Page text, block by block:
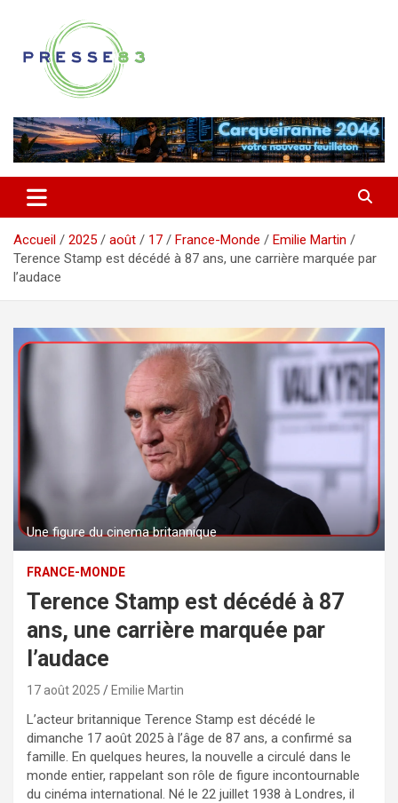
contenu
Presse 83
Accueil 2025 août 17 France-Monde
Emilie Martin
Terence Stamp est décédé à 87 ans, une carrière marquée par
l’audace
Une figure du cinema britannique
FRANCE-MONDE
Terence Stamp est décédé à 87
ans, une carrière marquée par
l’audace
17 août 2025 Emilie Martin
L’acteur britannique Terence Stamp est décédé le
dimanche 17 août 2025 à l’âge de 87 ans, a confirmé sa
famille. En quelques heures, la nouvelle a circulé dans le
monde entier, rappelant son rôle de figure incontournable
du cinéma international. Né le 22 juillet 1938 à Londres, il